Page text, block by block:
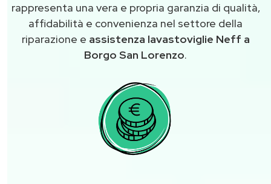
rappresenta una vera e propria garanzia di qualità,
affidabilità e convenienza nel settore della
riparazione e assistenza lavastoviglie Neff a
Borgo San Lorenzo.